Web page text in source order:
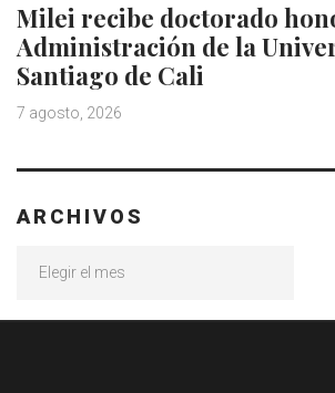
Milei recibe doctorado
Administración de la
Santiago de Cali
7 agosto, 2026
ARCHIVOS